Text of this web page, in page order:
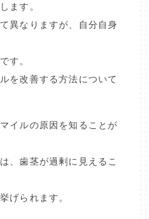
ます。
異なりますが、自分自身
す。
を改善する方法について
イルの原因を知ることが
、歯茎が過剰に見えるこ
げられます。